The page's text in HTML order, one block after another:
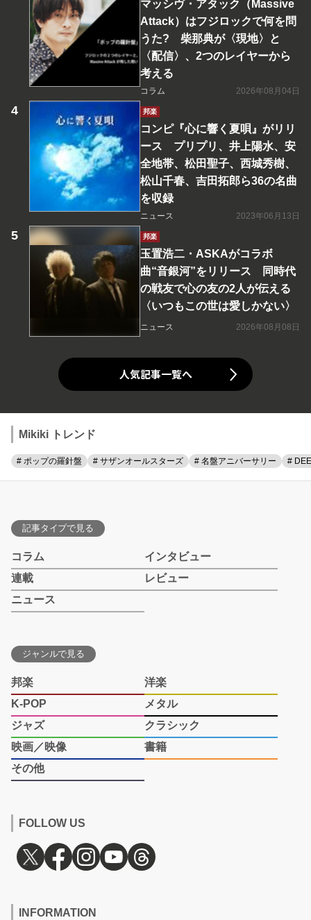
マッシヴ・アタック（Massive
Attack）はフジロックで何を問
うた? 柴那典が〈現地〉と
〈配信〉、2つのレイヤーから
考える
コラム 2026年08月04日
邦楽
コンピ『心に響く夏唄』がリリ
ース プリプリ、井上陽水、安
全地帯、松田聖子、西城秀樹、
松山千春、吉田拓郎ら36の名曲
を収録
ニュース 2023年06月13日
邦楽
玉置浩二・ASKAがコラボ
曲“音銀河”をリリース 同時代
の戦友で心の友の2人が伝える
〈いつもこの世は愛しかない〉
ニュース 2026年08月08日
人気記事一覧へ
Mikiki トレンド
# ポップの羅針盤 # サザンオールスターズ # 名盤アニバーサリー #
記事タイプで見る
コラム
インタビュー
連載
レビュー
ニュース
ジャンルで見る
邦楽
洋楽
K-POP
メタル
ジャズ
クラシック
映画／映像
書籍
その他
FOLLOW US
INFORMATION